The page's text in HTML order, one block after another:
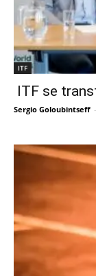
ITF
ITF se
Sergio Goloubintseff -